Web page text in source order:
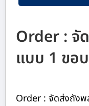
Order : จั
แบบ 1 ขอ
Order : จัดส่งถัง